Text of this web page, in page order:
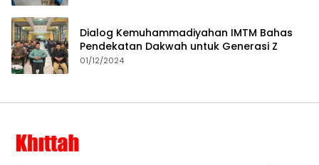
Dialog Kemuhammadiyahan IMTM Bahas
Pendekatan Dakwah untuk Generasi Z
01/12/2024